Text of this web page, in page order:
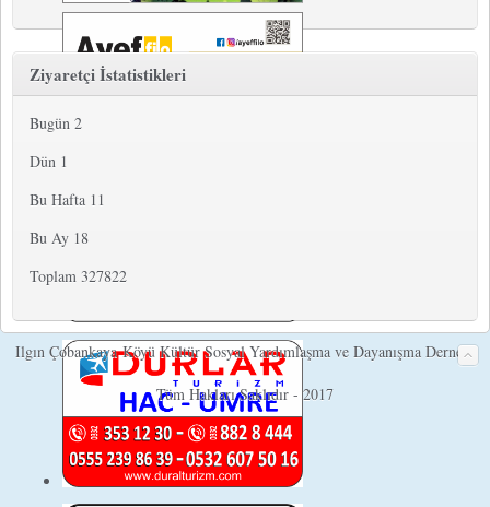
Ziyaretçi İstatistikleri
Bugün 2
Dün 1
Bu Hafta 11
Bu Ay 18
Toplam 327822
Ilgın Çobankaya Köyü Kültür Sosyal Yardımlaşma ve Dayanışma Derneği
Tüm Hakları Saklıdır - 2017